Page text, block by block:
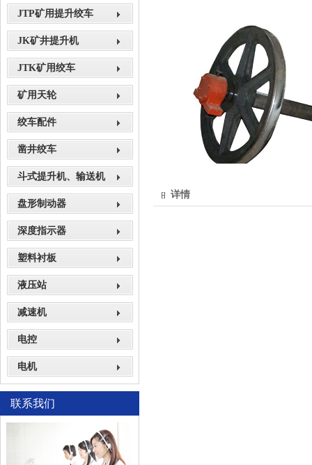
站网页展示
JTP矿用提升绞车
JK矿井提升机
JTK矿用绞车
矿用天轮
绞车配件
凿井绞车
斗式提升机、输送机
盘形制动器
深度指示器
塑料衬板
液压站
减速机
电控
电机
联系我们
详情